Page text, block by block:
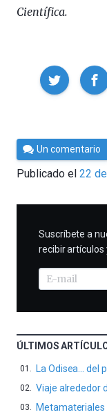
Científica.
Compartir
Por
César
Tomé
Un comentario
Publicado el 22
SUSCRIBIRME
Suscríbete a
recibir artículos
ÚLTIMOS
La Odisea…
Viaje alrededor